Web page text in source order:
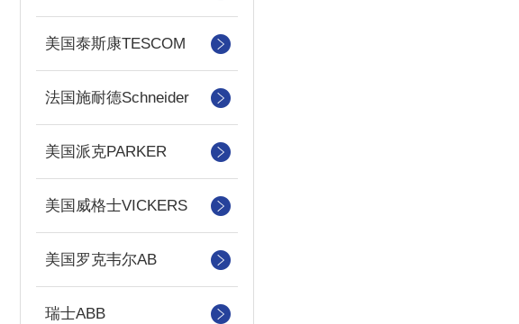
美国泰斯康TESCOM
法国施耐德Schneider
美国派克PARKER
美国威格士VICKERS
美国罗克韦尔AB
瑞士ABB